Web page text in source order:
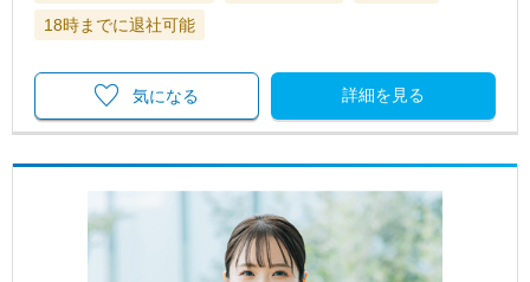
18時までに退社可能
詳細を見る
気になる